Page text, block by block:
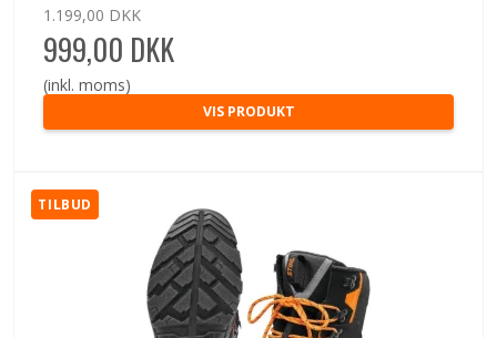
1.199,00 DKK
999,00 DKK
(inkl. moms)
VIS PRODUKT
TILBUD